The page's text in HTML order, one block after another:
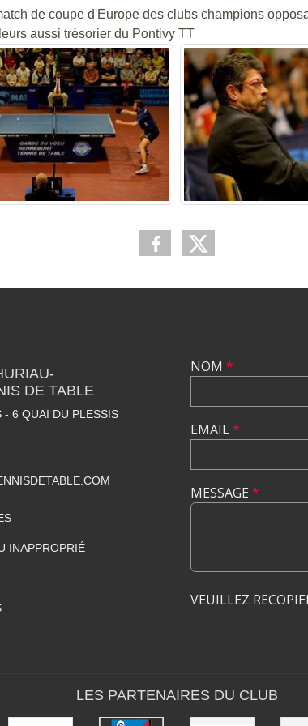
de coupe d'Europe des clubs champions
aussi trésorier du Pontivy TT
DE TABLE
- 6 QUAI DU PLESSIS
INAPPROPRIÉ
NOM *
EMAIL*
MESSAGE *
VEUILLEZ
LES PARTENAIRES DU CLUB